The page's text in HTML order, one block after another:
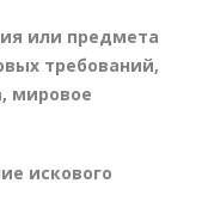
или предмета
требований,
мировое
искового